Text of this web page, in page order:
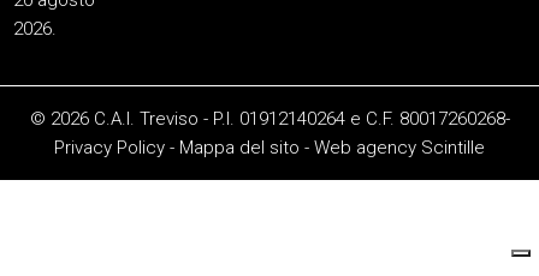
2026.
© 2026 C.A.I. Treviso - P.I. 01912140264 e C.F. 80017260268-
Privacy Policy - Mappa del sito - Web agency Scintille